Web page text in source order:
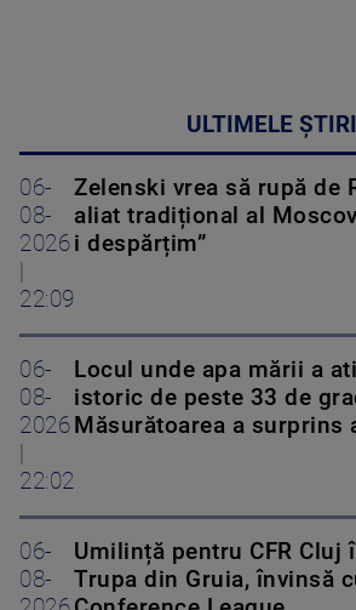
ULTIMELE ȘTIRI
06-
08-
2026
|
22:09
Zelenski vrea să rupă de
aliat tradițional al
i despărțim”
06-
08-
2026
|
22:02
Locul unde apa mării a
istoric de peste 33 de
Măsurătoarea a surprins
06-
08-
Umilință pentru CFR Cluj
Trupa din Gruia, învinsă